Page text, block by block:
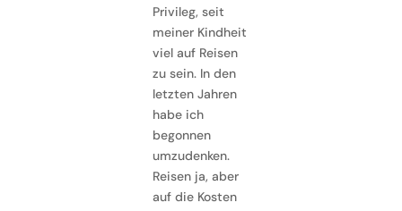
Privileg, seit
meiner Kindheit
viel auf Reisen
zu sein. In den
letzten Jahren
habe ich
begonnen
umzudenken.
Reisen ja, aber
auf die Kosten